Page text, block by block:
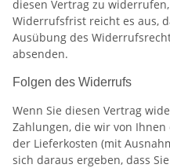
diesen Vertrag zu
Widerrufsfrist reicht es aus,
Ausübung des
absenden.
Folgen des Widerrufs
Wenn Sie diesen Vertrag
Zahlungen, die wir von
der Lieferkosten (mit
sich daraus ergeben, dass